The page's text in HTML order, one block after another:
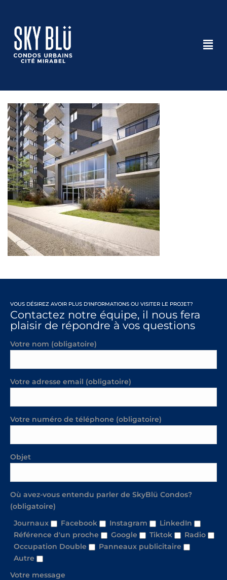
VOUS DÉSIREZ AVOIR PLUS D'INFORMATIONS OU VISITER LE PROJET?
Contactez notre équipe, il nous fera
plaisir de répondre à vos questions
Votre nom (obligatoire)
Votre adresse email (obligatoire)
Votre numéro de téléphone (obligatoire)
Objet
Où avez-vous entendu parler de SkyBlü Condos?
(obligatoire)
Journaux
Facebook Instagram
LinkedIn
Référence d'un proche
Google Tiktok
Radio
Occupation Double
Panneaux publicitaire
Autre
Votre message